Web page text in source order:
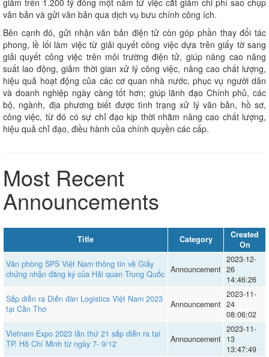
văn bản và gửi văn bản qua dịch vụ bưu chính công ích.
Bên cạnh đó, gửi nhận văn bản điện tử còn góp phần thay đổi tác
phong, lề lối làm việc từ giải quyết công việc dựa trên giấy tờ sang
giải quyết công việc trên môi trường điện tử, giúp nâng cao năng
suất lao động, giảm thời gian xử lý công việc, nâng cao chất lượng,
hiệu quả hoạt động của các cơ quan nhà nước, phục vụ người dân
và doanh nghiệp ngày càng tốt hơn; giúp lãnh đạo Chính phủ, các
bộ, ngành, địa phương biết được tình trạng xử lý văn bản, hồ sơ,
công việc, từ đó có sự chỉ đạo kịp thời nhằm nâng cao chất lượng,
hiệu quả chỉ đạo, điều hành của chính quyền các cấp.
Most Recent
Announcements
Title Category
Created
On
Văn phòng SPS Việt Nam thông tin về Giấy
chứng nhận đăng ký của Hải quan Trung Quốc Announcement
2023-12-
26
14:46:26
Sắp diễn ra Diễn đàn Logistics Việt Nam 2023
tại Cần Thơ
Announcement
2023-11-
24
08:06:02
Vietnam Expo 2023 lần thứ 21 sắp diễn ra tại
TP. Hồ Chí Minh từ ngày 7- 9/12
Announcement
2023-11-
13
13:47:49